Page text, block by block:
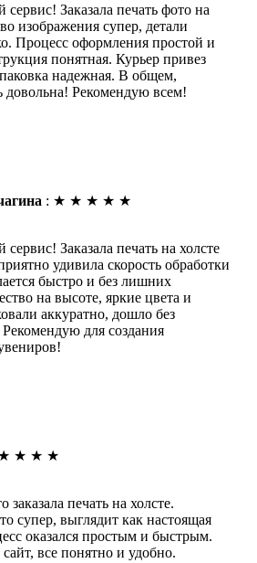
сервис! Заказала печать фото на
изображения супер, детали
Процесс оформления простой и
понятная. Курьер привез
надежная. В общем,
довольна! Рекомендую всем!
: ★ ★ ★ ★ ★
сервис! Заказала печать на холсте
удивила скорость обработки
быстро и без лишних
на высоте, яркие цвета и
аккуратно, дошло без
для создания
★ ★ ★
заказала печать на холсте.
супер, выглядит как настоящая
оказался простым и быстрым.
сайт, все понятно и удобно.